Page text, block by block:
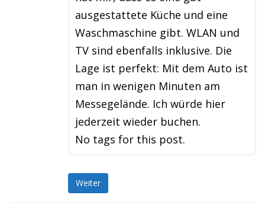
ausgestattete Küche und eine
Waschmaschine gibt. WLAN und
TV sind ebenfalls inklusive. Die
Lage ist perfekt: Mit dem Auto ist
man in wenigen Minuten am
Messegelände. Ich würde hier
jederzeit wieder buchen.
No tags for this post.
Weiter